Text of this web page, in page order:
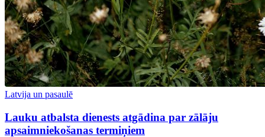
Latvija un pasaulē
Lauku atbalsta dienests atgādina par zālāju
apsaimniekošanas termiņiem